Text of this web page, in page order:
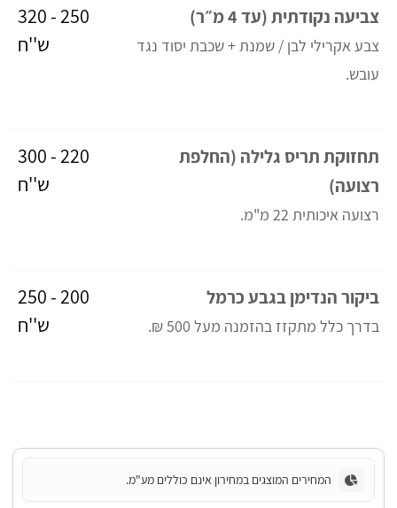
צביעה נקודתית (עד 4 מ״ר)
צבע אקרילי לבן / שמנת + שכבת יסוד נגד
עובש.
250 - 320
ש''ח
תחזוקת תריס גלילה (החלפת
רצועה)
רצועה איכותית 22 מ"מ.
220 - 300
ש''ח
ביקור הנדימן בגבע כרמל
בדרך כלל מתקזז בהזמנה מעל 500 ₪.
200 - 250
ש''ח
המחירים המוצגים במחירון אינם כוללים מע"מ.